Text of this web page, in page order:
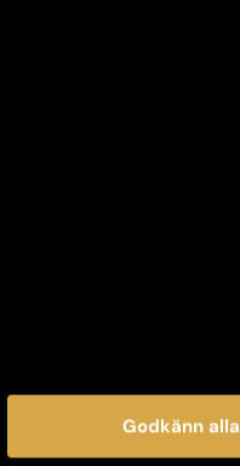
Godkänn alla